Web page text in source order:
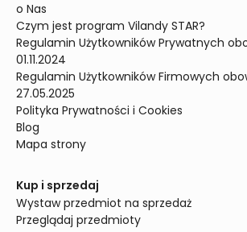
o Nas
Czym jest program Vilandy STAR?
Regulamin Użytkowników Prywatnych
01.11.2024
Regulamin Użytkowników Firmowych
27.05.2025
Polityka Prywatności i Cookies
Blog
Mapa strony
Kup i sprzedaj
Wystaw przedmiot na sprzedaż
Przeglądaj przedmioty